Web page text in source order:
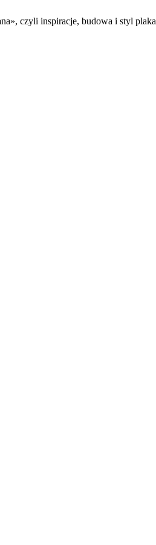
czyli inspiracje, budowa i styl